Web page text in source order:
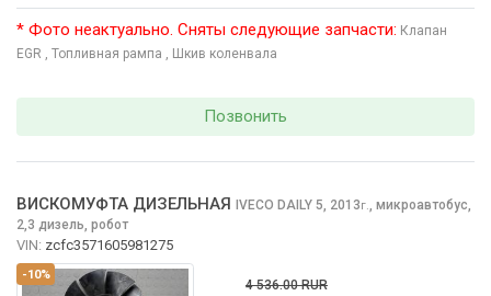
* Фото неактуально. Сняты следующие запчасти: Клапан
EGR
, Топливная рампа , Шкив коленвала
Позвонить
-10%
ВИСКОМУФТА ДИЗЕЛЬНАЯ IVECO DAILY 5, 2013г.
микроавтобус,
2,3 дизель, робот
VIN: zcfc3571605981275
4 536.00 RUR